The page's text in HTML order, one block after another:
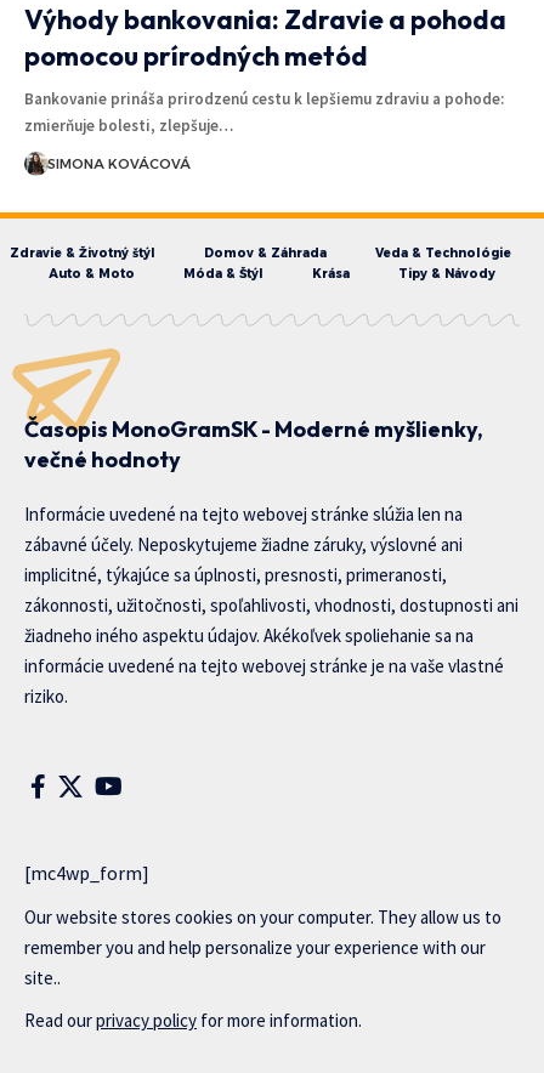
Výhody bankovania: Zdravie a pohoda
pomocou prírodných metód
Bankovanie prináša prirodzenú cestu k lepšiemu zdraviu a pohode:
zmierňuje bolesti, zlepšuje…
SIMONA KOVÁCOVÁ
Zdravie & Životný štýl Domov & Záhrada
Veda & Technológie
Auto & Moto
Móda & Štýl Krása Tipy & Návody
Časopis MonoGramSK - Moderné myšlienky,
večné hodnoty
Informácie uvedené na tejto webovej stránke slúžia len na
zábavné účely. Neposkytujeme žiadne záruky, výslovné ani
implicitné, týkajúce sa úplnosti, presnosti, primeranosti,
zákonnosti, užitočnosti, spoľahlivosti, vhodnosti, dostupnosti ani
žiadneho iného aspektu údajov. Akékoľvek spoliehanie sa na
informácie uvedené na tejto webovej stránke je na vaše vlastné
riziko.
[mc4wp_form]
Our website stores cookies on your computer. They allow us to
remember you and help personalize your experience with our
site..
Read ourprivacy policy for more information.